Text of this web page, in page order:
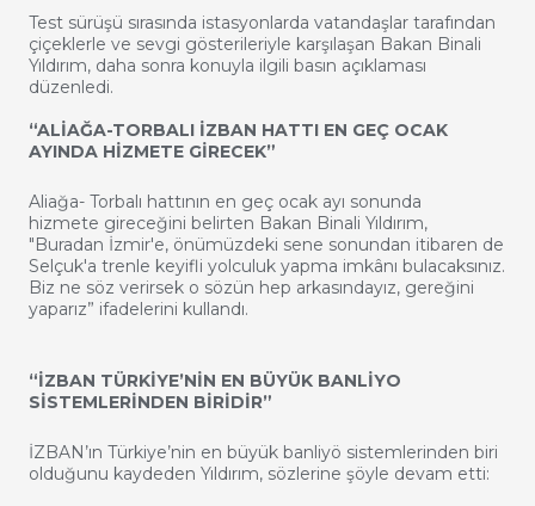
Test sürüşü sırasında istasyonlarda vatandaşlar tarafından
çiçeklerle ve sevgi gösterileriyle karşılaşan Bakan Binali
Yıldırım, daha sonra konuyla ilgili basın açıklaması
düzenledi.
“ALİAĞA-TORBALI İZBAN HATTI EN GEÇ OCAK
AYINDA HİZMETE GİRECEK”
Aliağa- Torbalı hattının en geç ocak ayı sonunda
hizmete gireceğini belirten Bakan Binali Yıldırım,
"Buradan İzmir'e, önümüzdeki sene sonundan itibaren de
Selçuk'a trenle keyifli yolculuk yapma imkânı bulacaksınız.
Biz ne söz verirsek o sözün hep arkasındayız, gereğini
yaparız” ifadelerini kullandı.
“İZBAN TÜRKİYE’NİN EN BÜYÜK BANLİYO
SİSTEMLERİNDEN BİRİDİR”
İZBAN’ın Türkiye’nin en büyük banliyö sistemlerinden biri
olduğunu kaydeden Yıldırım, sözlerine şöyle devam etti: